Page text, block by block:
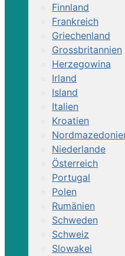
Finnland
Frankreich
Griechenland
Grossbritannien
Herzegowina
Irland
Island
Italien
Kroatien
Niederlande
Österreich
Portugal
Polen
Rumänien
Schweden
Schweiz
Slowakei